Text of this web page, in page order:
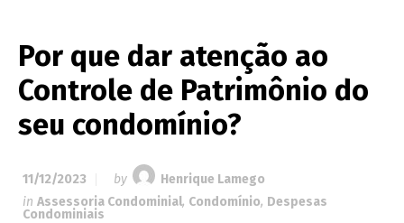
Por que dar atenção ao
Controle de Patrimônio do
seu condomínio?
11/12/2023 by
Henrique Lamego
in Assessoria Condominial, Condomínio, Despesas
Condominiais